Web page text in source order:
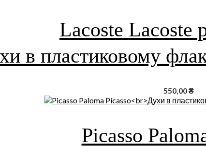
Lacoste Lacoste
в пластиковому
550,00₴
Picasso